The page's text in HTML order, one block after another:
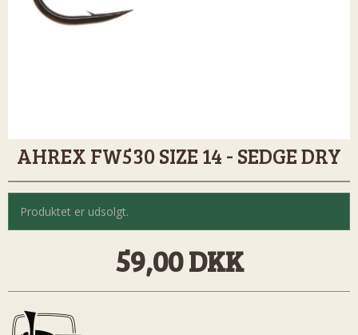
AHREX FW530 SIZE 14 - SEDGE DRY
Produktet er udsolgt.
59,00 DKK